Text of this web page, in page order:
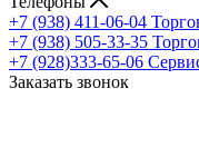
+7 (938) 411-06-04
+7 (938) 505-33-35
+7 (928)333-65-06
Заказать звонок